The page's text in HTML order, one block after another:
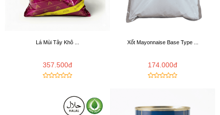
Lá Mùi Tây Khô ...
357.500đ
Xốt Mayonnaise Base Type ...
174.000đ